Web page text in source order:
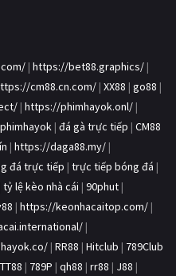
| https://bet88.graphics/ |
cm88.cn.com/ | XX88 | go88 |
| https://phimhayok.onl/ |
phimhayok | đá gà trực tiếp | CM88
| https://daga88.my/ |
đá trực tiếp | trực tiếp bóng đá |
tỷ lệ kèo nhà cái | 90phut |
| https://keonhacaitop.com/ |
|
| RR88 | Hitclub | 789Club
TT88 | 789P | qh88 | rr88 | J88 |